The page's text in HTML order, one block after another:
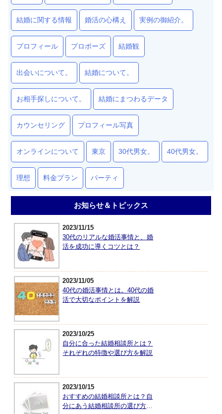
結婚に関する情報 婚活の心構え 実例の御紹介。
プロフィール プロポーズ 結婚観
出会いについて。 結婚について。
お相手探しについて。 結婚にまつわるデータ
カウンセリング プロフィール写真
オンラインについて 東京 30代男女。 40代男女。
理想 料金プラン パーティ
お知らせ＆トピックス
2023/11/15
30代のリアルな婚活事情と、婚
活を成功に導くコツとは？
2023/11/05
40代の婚活事情とは。40代の婚
活で大切なポイントを解説
2023/10/25
自分に合った結婚相談所とは？
それぞれの特徴や選び方を解説
2023/10/15
おすすめの結婚相談所とは？自
分にあう結婚相談所の選び方を